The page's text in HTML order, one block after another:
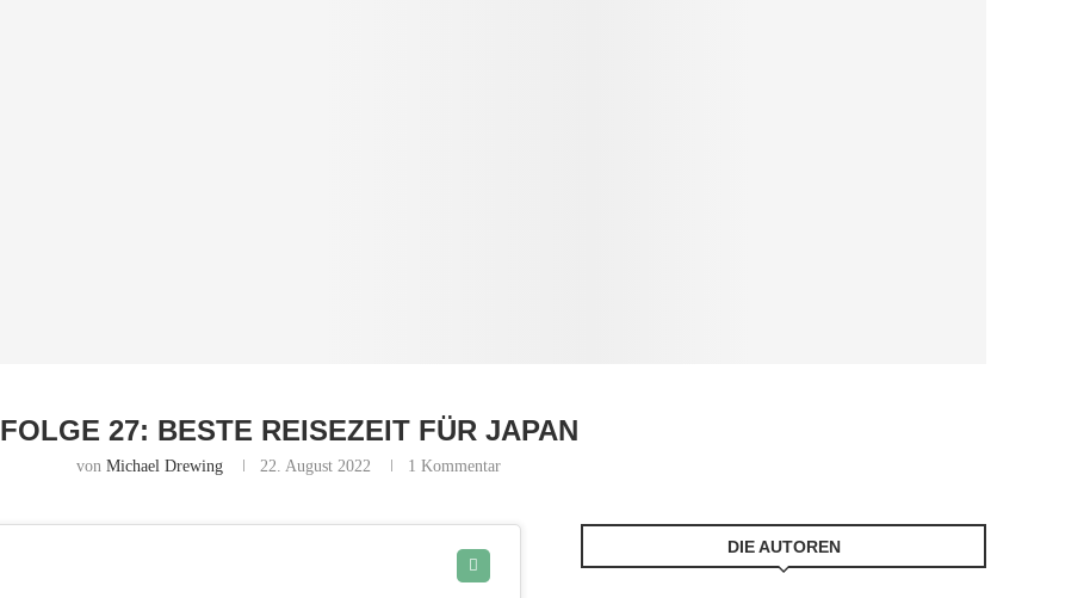
FOLGE 27: BESTE REISEZEIT FÜR JAPAN
von Michael Drewing 22. August 2022 1 Kommentar
DIE AUTOREN